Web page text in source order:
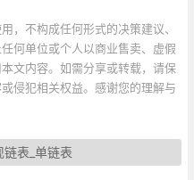
，不构成任何形式的决策建议、
何单位或个人以商业售卖、虚假
文内容。如需分享或转载，请保
侵犯相关权益。感谢您的理解与
链表_单链表